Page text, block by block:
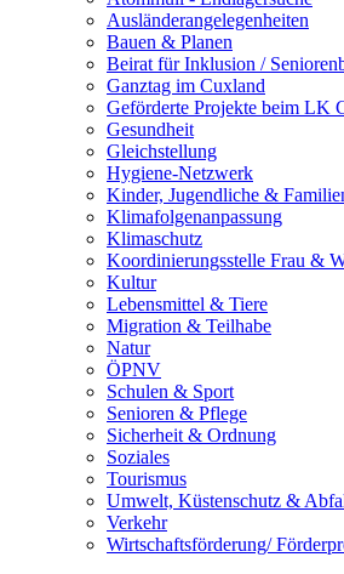
Ausländerangelegenheiten
Bauen & Planen
Beirat für Inklusion /
Ganztag im Cuxland
Geförderte Projekte beim LK
Gesundheit
Gleichstellung
Hygiene-Netzwerk
Kinder, Jugendliche &
Klimafolgenanpassung
Klimaschutz
Koordinierungsstelle Frau &
Kultur
Lebensmittel & Tiere
Migration & Teilhabe
Natur
ÖPNV
Schulen & Sport
Senioren & Pflege
Sicherheit & Ordnung
Soziales
Tourismus
Umwelt, Küstenschutz &
Verkehr
Wirtschaftsförderung/